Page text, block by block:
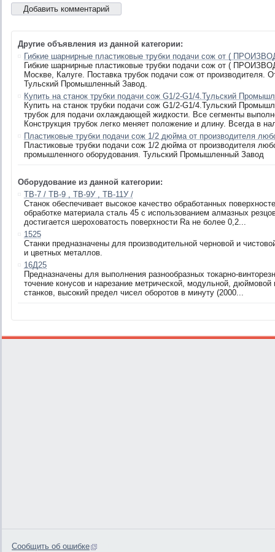
Другие объявления из данной категории:
Гибкие шарнирные пластиковые трубки подачи сож от (
Гибкие шарнирные пластиковые трубки подачи сож от (
Москве, Калуге. Поставка трубок подачи сож от производителя.
Тульский Промышленный Завод.
Купить на станок трубки подачи сож G1/2-G1/4.Тульский
Купить на станок трубки подачи сож G1/2-G1/4.Тульский
трубок для подачи охлаждающей жидкости. Все сегменты
Конструкция трубок легко меняет положение и длину. Всегда в
Пластиковые трубки подачи сож 1/2 дюйма от производителя
Пластиковые трубки подачи сож 1/2 дюйма от производителя
промышленного оборудования. Тульский Промышленный Завод
Оборудование из данной категории:
ТВ-7 / ТВ-9 , ТВ-9У , ТВ-11У /
Станок обеспечивает высокое качество обработанных
обработке материала сталь 45 с использованием алмазных
достигается шероховатость поверхности Ra не более 0,2...
1525
Станки предназначены для производительной черновой и
и цветных металлов.
16Д25
Предназначены для выполнения разнообразных токарно-
точение конусов и нарезание метрической, модульной, дюймовой
станков, высокий предел чисел оборотов в минуту (2000...
Сообщить об ошибке